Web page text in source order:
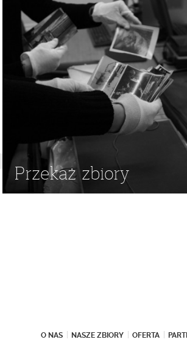
Przekaż zbiory
O NAS NASZE ZBIORY OFERTA